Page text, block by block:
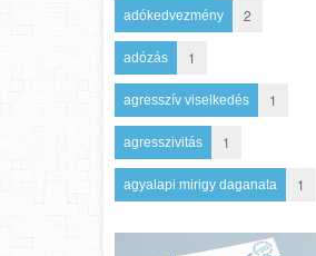
adókedvezmény 2
adózás 1
agresszív viselkedés 1
agresszivitás 1
agyalapi mirigy daganata 1